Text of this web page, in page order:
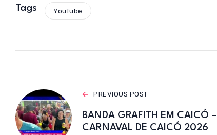
Tags YouTube
PREVIOUS POST
BANDA GRAFITH EM CAICÓ –
CARNAVAL DE CAICÓ 2026